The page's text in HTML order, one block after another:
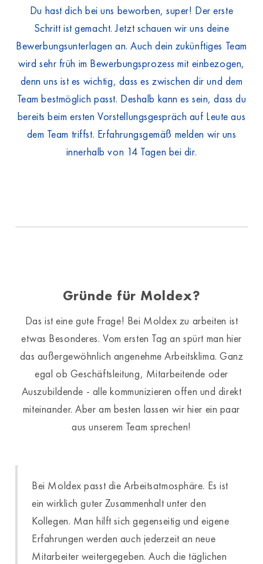
Du hast dich bei uns beworben, super! Der erste
Schritt ist gemacht. Jetzt schauen wir uns deine
Bewerbungsunterlagen an. Auch dein zukünftiges Team
wird sehr früh im Bewerbungsprozess mit einbezogen,
denn uns ist es wichtig, dass es zwischen dir und dem
Team bestmöglich passt. Deshalb kann es sein, dass du
bereits beim ersten Vorstellungsgespräch auf Leute aus
dem Team triffst. Erfahrungsgemäß melden wir uns
innerhalb von 14 Tagen bei dir.
Gründe für Moldex?
Das ist eine gute Frage! Bei Moldex zu arbeiten ist
etwas Besonderes. Vom ersten Tag an spürt man hier
das außergewöhnlich angenehme Arbeitsklima. Ganz
egal ob Geschäftsleitung, Mitarbeitende oder
Auszubildende - alle kommunizieren offen und direkt
miteinander. Aber am besten lassen wir hier ein paar
aus unserem Team sprechen!
Bei Moldex passt die Arbeitsatmosphäre. Es ist
ein wirklich guter Zusammenhalt unter den
Kollegen. Man hilft sich gegenseitig und eigene
Erfahrungen werden auch jederzeit an neue
Mitarbeiter weitergegeben. Auch die täglichen